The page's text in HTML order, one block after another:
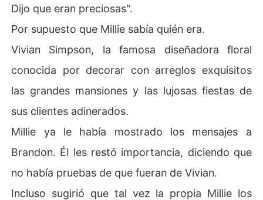
Dijo que eran preciosas".
Por supuesto que Millie sabía quién era.
Vivian Simpson, la famosa diseñadora floral
conocida por decorar con arreglos exquisitos
las grandes mansiones y las lujosas fiestas de
sus clientes adinerados.
Millie ya le había mostrado los mensajes a
Brandon. Él les restó importancia, diciendo que
no había pruebas de que fueran de Vivian.
Incluso sugirió que tal vez la propia Millie los